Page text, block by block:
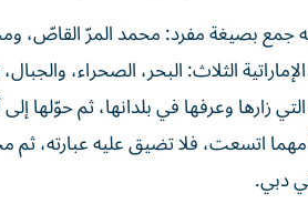
جمع بصيغة مفرد: محمد المرّ القاصّ،
الثلاث: البحر، الصحراء،
زارها وعرفها في بلدانها، ثم حوّلها
مهما اتسعت، فلا تضيق عليه عبارته،
دبي.